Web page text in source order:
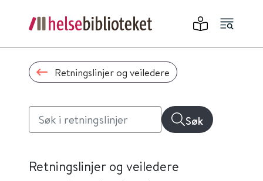
Retningslinjer og veiledere
Søk
Retningslinjer og veiledere